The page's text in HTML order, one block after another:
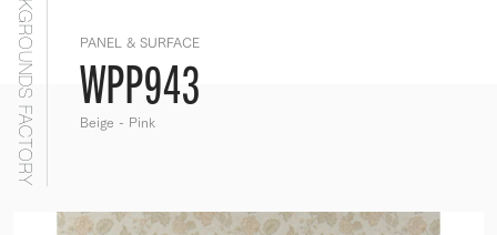
BACKGROUNDS FACTORY PANEL & SURFACE
WPP943
Beige - Pink